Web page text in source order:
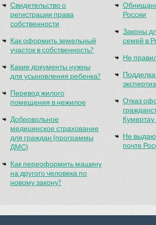
Свидетельство о
регистрации права
собственности
Как оформить земельный
участок в собственность?
Какие документы нужны
для усыновления ребенка?
Перевод жилого
помещения в нежилое
Добровольное
медицинское страхование
для граждан (программы
ДМС)
Как переоформить машину
на другого человека по
новому закону?
России
Законы
семей в
Не
Отказ
Не
почте